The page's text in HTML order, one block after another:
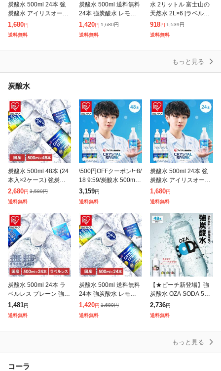
炭酸水 500ml 24本 強
炭酸水 アイリスオーヤ
マ 選べる ラベルレス
プレーン レモン ラムネ
グレープソーダ フレー
1,680円
送料無料
炭酸水 500ml 送料無料
24本 強炭酸水 レモン
グレープフルーツ 水 ミ
ネラルウォーター 500
ml×24本 富士山の強
1,420円 1,680円
送料無料
水 2リットル 富士山の
天然水 2L×6 [ラベルレ
スも選べる]ミネラルウ
ォーター 2リットル 2L
6本 備蓄水 防災 天然水
918円 1,539円
送料無料
もっと見る
炭酸水
炭酸水 500ml 48本 (24
本入×2ケース) 強炭酸
水 無糖 プレーン レモ
ン 天然水 スパークリン
グ ソーダ カロリーゼ
2,680円 3,580円
送料無料
\500円OFFクーポン!~8/
18 9:59/炭酸水 500ml 4
8本 (24本入×2箱) 強炭
酸水 アイリスオーヤマ
クリ
3,159円
送料無料
炭酸水 500ml 24本 強
炭酸水 アイリスオーヤ
マ 選べる ラベルレス
プレーン レモン ラムネ
グレープソーダ フレー
バー
1,680円
送料無料
炭酸水 500ml 24本 ラ
ベルレス プレーン 強炭
酸水 無糖 無果汁 天然
水 ミネラルウォーター
スパークリングウォー
1,481円
送料無料
炭酸水 500ml 送料無料
24本 強炭酸水 レモン
グレープフルーツ 水 ミ
ネラルウォーター 500
ml×24本 富士山の強
1,420円 1,680円
送料無料
【★ピーチ新登場】強
炭酸水 OZA SODA 500
ml 48本 2ケース 炭酸水
無糖 ソーダ まとめ買い
割材 最安値に挑戦
2,736円
送料無料
もっと見る
コーラ